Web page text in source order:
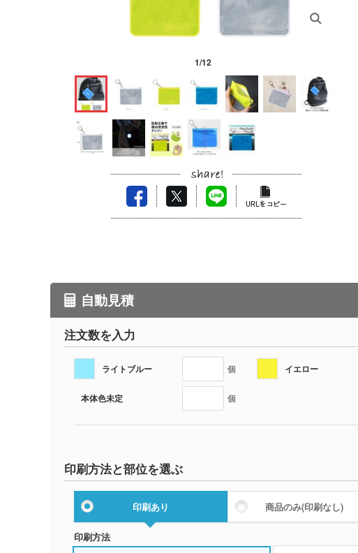
1/12
自動見積
注文数を入力
ライトブルー 個 イエロー
本体色未定 個
印刷方法と部位を選ぶ
印刷あり 商品のみ(印刷なし)
印刷方法